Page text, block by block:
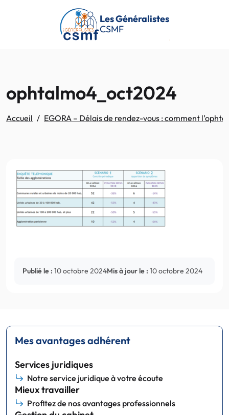
Passer au contenu principal
Les Généralistes
CSMF
ophtalmo4_oct2024
Accueil EGORA – Délais de rendez-vous : comment
Publié le : 10 octobre 2024Mis à jour le : 10 octobre 2024
Mes avantages adhérent
Services juridiques
Notre service juridique à votre écoute
Mieux travailler
Profitez de nos avantages professionnels